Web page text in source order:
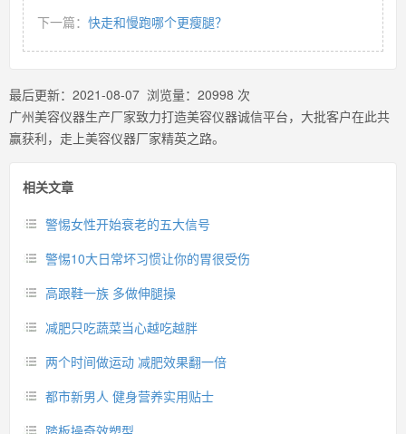
下一篇： 快走和慢跑哪个更瘦腿？
最后更新： 2021-08-07 浏览量： 20998 次
广州美容仪器生产厂家致力打造美容仪器诚信平台，大批客户在此共
赢获利，走上美容仪器厂家精英之路。
相关文章
警惕女性开始衰老的五大信号
警惕10大日常坏习惯让你的胃很受伤
高跟鞋一族 多做伸腿操
减肥只吃蔬菜当心越吃越胖
两个时间做运动 减肥效果翻一倍
都市新男人 健身营养实用贴士
踏板操奇效塑型